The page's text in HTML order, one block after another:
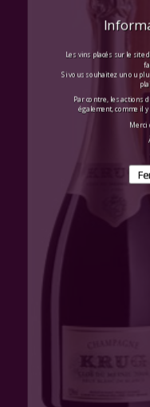
Les vins placés sur le site
Si vous souhaitez un ou
Par contre, les actions
également, comme il
Merci